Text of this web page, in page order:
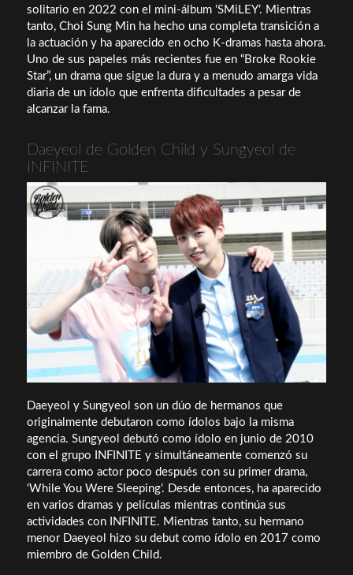
solitario en 2022 con el mini-álbum ‘SMiLEY’. Mientras
tanto, Choi Sung Min ha hecho una completa transición a
la actuación y ha aparecido en ocho K-dramas hasta ahora.
Uno de sus papeles más recientes fue en “Broke Rookie
Star”, un drama que sigue la dura y a menudo amarga vida
diaria de un ídolo que enfrenta dificultades a pesar de
alcanzar la fama.
Daeyeol de Golden Child y Sungyeol de
INFINITE
Daeyeol y Sungyeol son un dúo de hermanos que
originalmente debutaron como ídolos bajo la misma
agencia. Sungyeol debutó como ídolo en junio de 2010
con el grupo INFINITE y simultáneamente comenzó su
carrera como actor poco después con su primer drama,
‘While You Were Sleeping’. Desde entonces, ha aparecido
en varios dramas y películas mientras continúa sus
actividades con INFINITE. Mientras tanto, su hermano
menor Daeyeol hizo su debut como ídolo en 2017 como
miembro de Golden Child.